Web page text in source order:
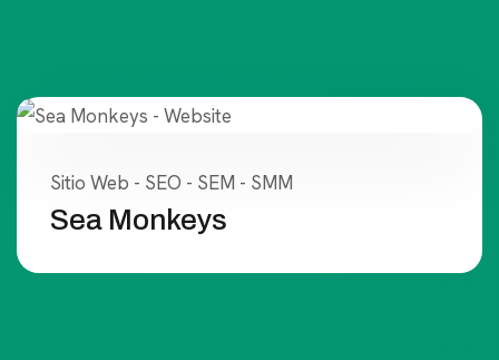
Sitio Web - SEO - SEM - SMM
Sea Monkeys